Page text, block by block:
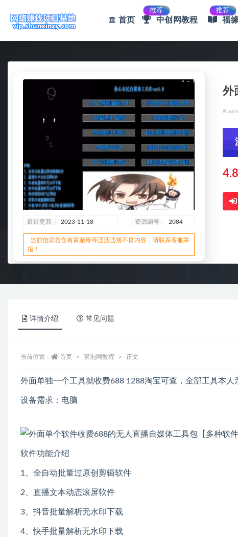
首页
推荐
中创网教程
推荐
福
最近更新 2023-11-18 资源编号 2084
当前信息若含有黄赌毒等违法违规不良内容，请联系客服举
报！
外
4.8
详情介绍 常见问题
当前位置： 首页 冒泡网教程 正文
外面单独一个工具就收费688 1288淘宝可查，全部工具本
设备需求：电脑
软件功能介绍
1、全自动批量过原创剪辑软件
2、直播文本动态滚屏软件
3、抖音批量解析无水印下载
4、快手批量解析无水印下载